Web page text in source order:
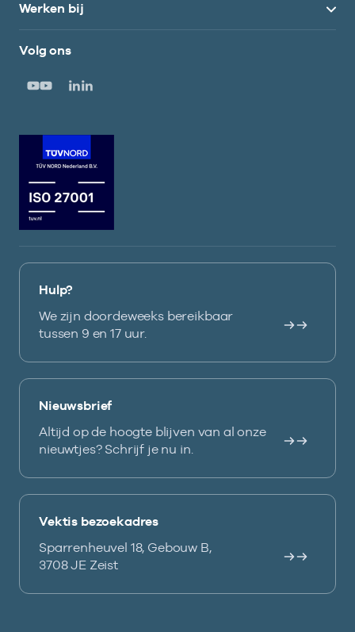
Werken bij
Volg ons
Hulp?
We zijn doordeweeks bereikbaar
tussen 9 en 17 uur.
Nieuwsbrief
Altijd op de hoogte blijven van al onze
nieuwtjes? Schrijf je nu in.
Vektis bezoekadres
Sparrenheuvel 18, Gebouw B,
3708 JE Zeist